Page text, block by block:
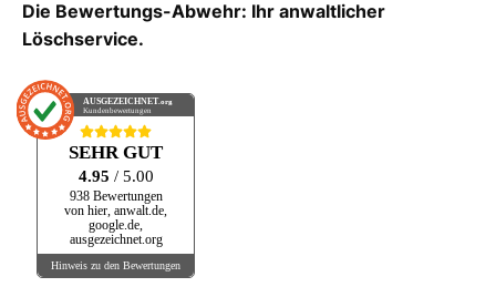
Die Bewertungs-Abwehr: Ihr anwaltlicher
Löschservice.
AUSGEZEICHNET.org
Kundenbewertungen
SEHR GUT
4.95 / 5.00
938 Bewertungen
von hier, anwalt.de,
google.de,
ausgezeichnet.org
Hinweis zu den Bewertungen